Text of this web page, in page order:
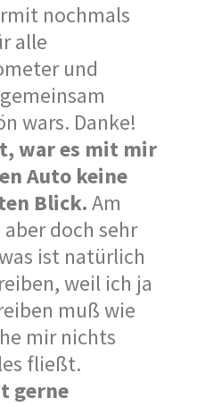
nochmals
alle
und
wars. Danke!
war es mit mir
Auto keine
Blick.Am
doch sehr
ist natürlich
weil ich ja
muß wie
mir nichts
fließt.
gerne